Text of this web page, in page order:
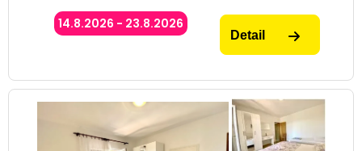
14.8.2026 - 23.8.2026
Detail